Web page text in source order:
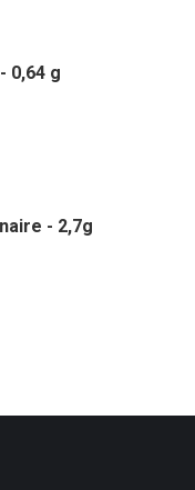
0,64 g
- 2,7g